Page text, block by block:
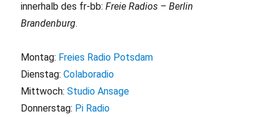
innerhalb des fr-bb:Freie Radios – Berlin
Brandenburg.
Montag: Freies Radio Potsdam
Dienstag:Colaboradio
Mittwoch:Studio Ansage
Donnerstag: Pi Radio